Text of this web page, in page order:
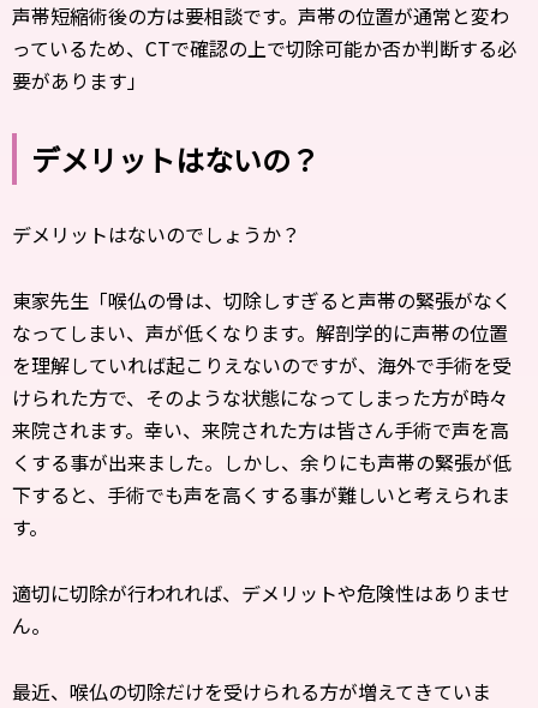
声帯短縮術後の方は要相談です。声帯の位置が通常と変わ
っているため、CTで確認の上で切除可能か否か判断する必
要があります」
デメリットはないの？
デメリットはないのでしょうか？
東家先生「喉仏の骨は、切除しすぎると声帯の緊張がなく
なってしまい、声が低くなります。解剖学的に声帯の位置
を理解していれば起こりえないのですが、海外で手術を受
けられた方で、そのような状態になってしまった方が時々
来院されます。幸い、来院された方は皆さん手術で声を高
くする事が出来ました。しかし、余りにも声帯の緊張が低
下すると、手術でも声を高くする事が難しいと考えられま
す。
適切に切除が行われれば、デメリットや危険性はありませ
ん。
最近、喉仏の切除だけを受けられる方が増えてきていま